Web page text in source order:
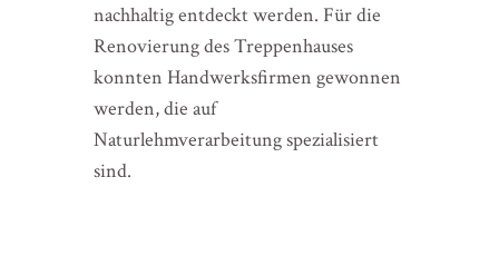
nachhaltig entdeckt werden. Für die
Renovierung des Treppenhauses
konnten Handwerksfirmen gewonnen
werden, die auf
Naturlehmverarbeitung spezialisiert
sind.